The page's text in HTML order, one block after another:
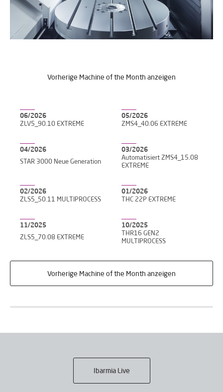
Vorherige Machine of the Month anzeigen
06/2026
ZLV5_90.10 EXTREME
05/2026
ZMS4_40.06 EXTREME
04/2026
STAR 3000 Neue Generation
03/2026
Automatisiert ZMS4_15.08
EXTREME
02/2026
ZLS5_50.11 MULTIPROCESS
01/2026
THC 22P EXTREME
11/2025
ZLS5_70.08 EXTREME
10/2025
THR16 GEN2
MULTIPROCESS
Vorherige Machine of the Month anzeigen
Ibarmia Live